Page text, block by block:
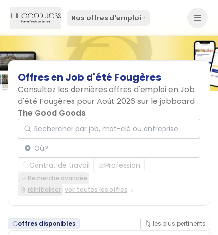
Nos offres d'emploi
Offresen Job d'été Fougères
Consultez les dernières offres d'emploi en Job
d'été Fougères pour Août 2026 sur le jobboard
The Good Goods
Rechercher par job, mot-clé ou entreprise
Localisation
Contrat de travail Profession
Recherche avancée
réinitialiser voir toutes les offres
offres disponibles les plus pertinents